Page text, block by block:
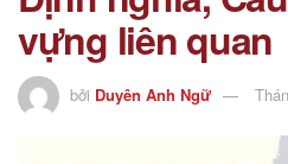
vựng liên quan
bởi Duyên Anh Ngữ